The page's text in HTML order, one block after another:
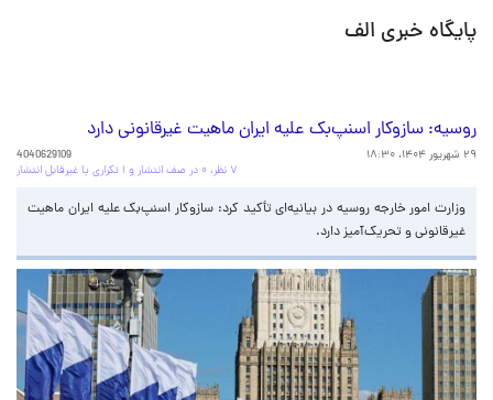
پایگاه خبری الف
روسیه: سازوکار اسنپ‌بک علیه ایران ماهیت غیرقانونی دارد
۲۹ شهریور ۱۴۰۴، ۱۸:۳۰
4040629109
۷ نظر، ۰ در صف انتشار و ۱ تکراری یا غیرقابل انتشار
وزارت امور خارجه روسیه در بیانیه‌ای تأکید کرد: سازوکار اسنپ‌بک علیه ایران ماهیت
غیرقانونی و تحریک‌آمیز دارد.